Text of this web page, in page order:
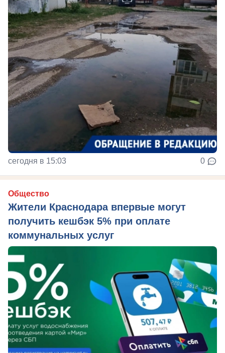
сегодня в 15:03 0
Общество
Жители Краснодара впервые могут
получить кешбэк 5% при оплате
коммунальных услуг